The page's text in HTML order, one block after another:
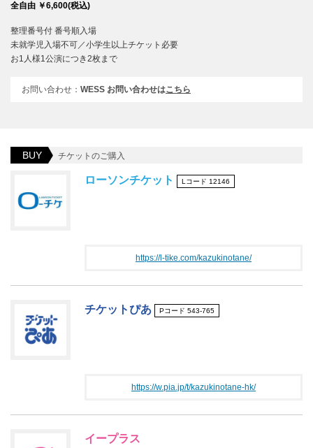
全自由 ￥6,600(税込)
整理番号付 番号順入場
未就学児入場不可／小学生以上チケット必要
お1人様1公演につき2枚まで
お問い合わせ： WESS お問い合わせはこちら
BUY チケットのご購入
ローソンチケット Lコード 12146
https://l-tike.com/kazukinotane/
チケットぴあ Pコード 543-765
https://w.pia.jp/t/kazukinotane-hk/
イープラス